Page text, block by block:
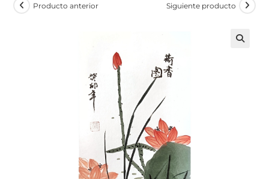
Producto anterior Siguiente producto